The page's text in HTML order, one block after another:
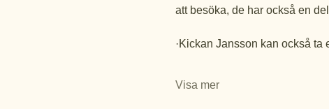
att besöka, de har också en
·Kickan Jansson kan också
Visa mer